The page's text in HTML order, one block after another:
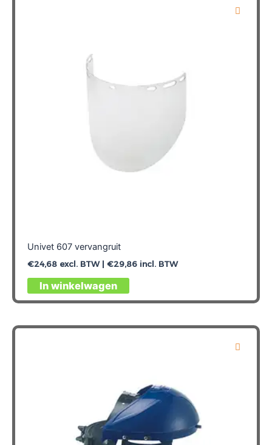
Univet 607 vervangruit
€24,68excl. BTW | €29,86incl. BTW
In winkelwagen